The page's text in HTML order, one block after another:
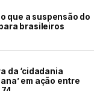
que a suspensão do
brasileiros
da ‘cidadania
em ação entre